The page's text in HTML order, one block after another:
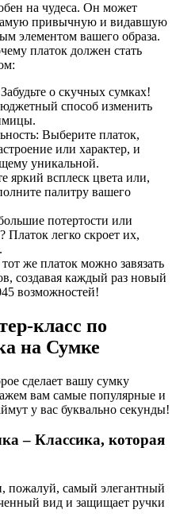
на чудеса. Он может
привычную и видавшую
элементом вашего образа.
платок должен стать
о скучных сумках!
способ изменить
Выберите платок,
или характер, и
уникальной.
яркий всплеск цвета или,
палитру вашего
потертости или
легко скроет их,
же платок можно завязать
создавая каждый раз новый
возможностей!
класс по
на Сумке
сделает вашу сумку
вам самые популярные и
у вас буквально секунды!
– Классика, которая
пожалуй, самый элегантный
вид и защищает ручки